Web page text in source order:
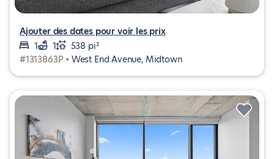
Ajouter des dates pour voir les prix
1
1
538 pi²
#1313863P • West End Avenue, Midtown